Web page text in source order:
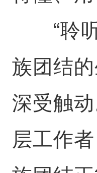
“聆听
族团结
深受触
层工作